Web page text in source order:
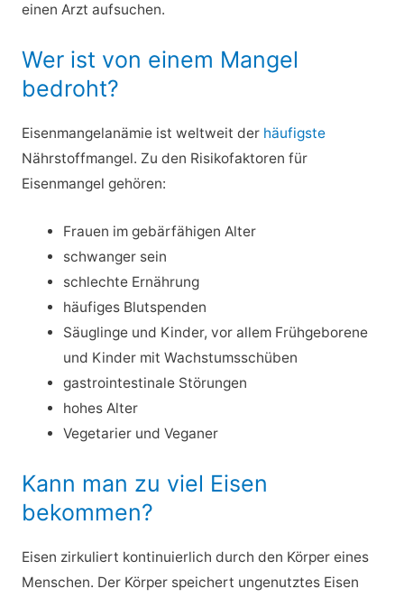
einen Arzt aufsuchen.
Wer ist von einem Mangel
bedroht?
Eisenmangelanämie ist weltweit der häufigste
Nährstoffmangel. Zu den Risikofaktoren für
Eisenmangel gehören:
Frauen im gebärfähigen Alter
schwanger sein
schlechte Ernährung
häufiges Blutspenden
Säuglinge und Kinder, vor allem Frühgeborene
und Kinder mit Wachstumsschüben
gastrointestinale Störungen
hohes Alter
Vegetarier und Veganer
Kann man zu viel Eisen
bekommen?
Eisen zirkuliert kontinuierlich durch den Körper eines
Menschen. Der Körper speichert ungenutztes Eisen